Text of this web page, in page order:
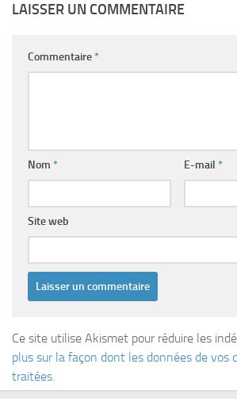
LAISSER UN COMMENTAIRE
Commentaire*
Nom * E-mail *
Site web
Ce site utilise Akismet pour réduire les
plus sur la façon dont les données de vos
traitées.